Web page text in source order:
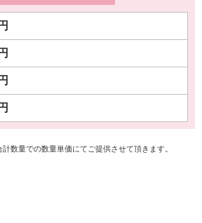
数量での数量単価にてご提供させて頂きます。